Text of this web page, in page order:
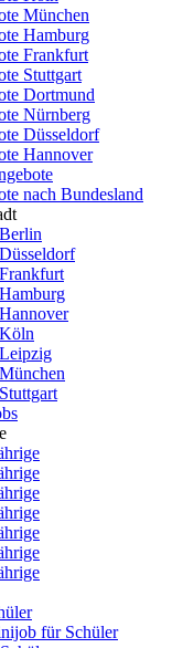
München
Hamburg
Frankfurt
Stuttgart
Dortmund
Nürnberg
Düsseldorf
Hannover
nach Bundesland
für Schüler